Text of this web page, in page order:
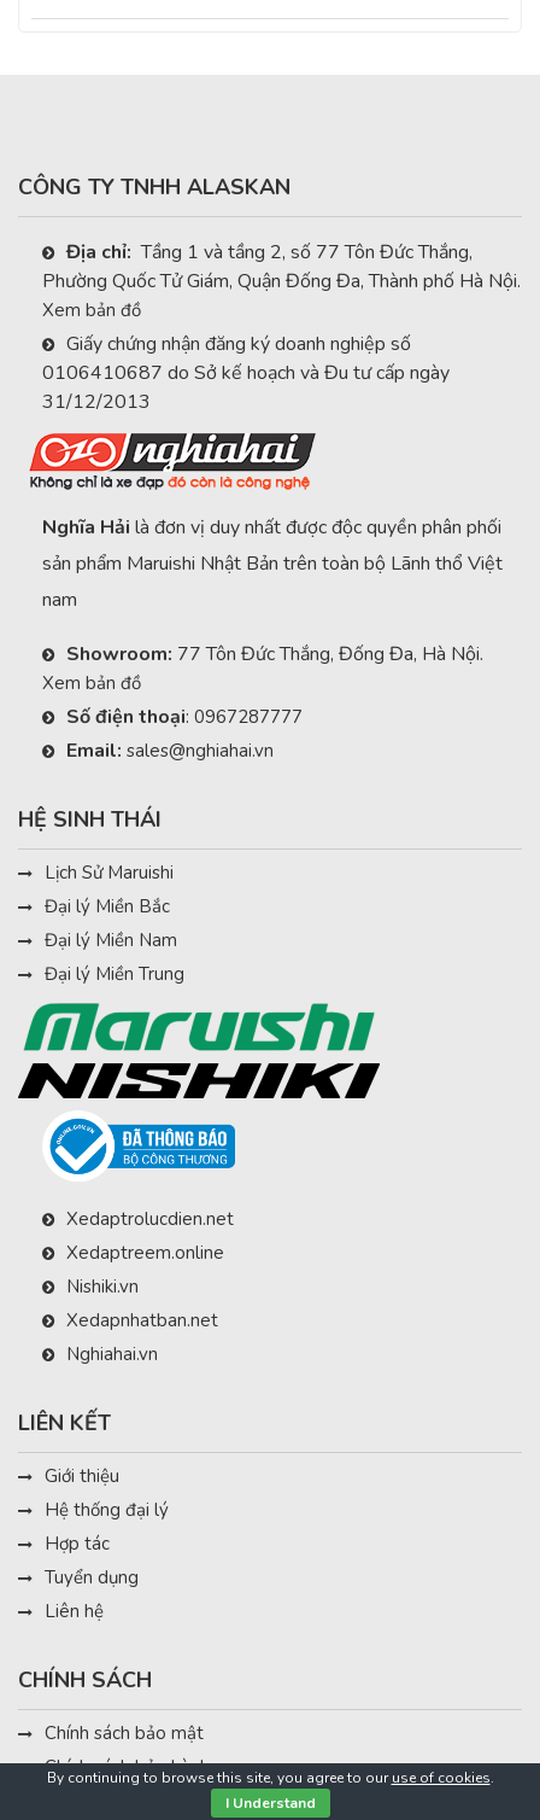
CÔNG TY TNHH ALASKAN
Địa chỉ: Tầng 1 và tầng 2, số 77 Tôn Đức Thắng,
Phường Quốc Tử Giám, Quận Đống Đa, Thành phố Hà Nội.
Xem bản đồ
Giấy chứng nhận đăng ký doanh nghiệp số
0106410687 do Sở kế hoạch và Đu tư cấp ngày
31/12/2013
Nghĩa Hải là đơn vị duy nhất được độc quyền phân phối
sản phẩm Maruishi Nhật Bản trên toàn bộ Lãnh thổ Việt
nam
Showroom: 77 Tôn Đức Thắng, Đống Đa, Hà Nội.
Xem bản đồ
Số điện thoại: 0967287777
Email: sales@nghiahai.vn
HỆ SINH THÁI
Lịch Sử Maruishi
Đại lý Miền Bắc
Đại lý Miền Nam
Đại lý Miền Trung
Xedaptrolucdien.net
Xedaptreem.online
Nishiki.vn
Xedapnhatban.net
Nghiahai.vn
LIÊN KẾT
Giới thiệu
Hệ thống đại lý
Hợp tác
Tuyển dụng
Liên hệ
CHÍNH SÁCH
Chính sách bảo mật
Chính sách bảo hành
Mua hàng và thanh toán
By continuing to browse this site, you agree to ouruse of cookies.
I Understand